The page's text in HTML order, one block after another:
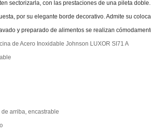
sectorizarla, con las prestaciones de una pileta doble.
por su elegante borde decorativo. Admite su
y preparado de alimentos se realizan
de Acero Inoxidable Johnson LUXOR SI71 A
arriba, encastrable